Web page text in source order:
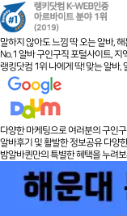
말하지 않아도 느낌 딱 오는 알바,
No.1 알바 구인구직 포털사이트, 지
랭킹닷컴 1위 나에게 딱! 맞는 알바
다양한 마케팅으로 여러분의 구인
알바후기 및 활발한 정보공유 다양
밤알바퀸만의 특별한 혜택을 누려